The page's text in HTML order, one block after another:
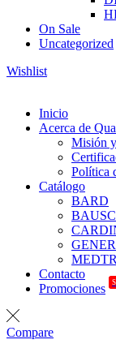
On Sale
Uncategorized
Wishlist
Inicio
Acerca de
Misión
Política
Catálogo
BARD
Contacto
Promociones
Compare